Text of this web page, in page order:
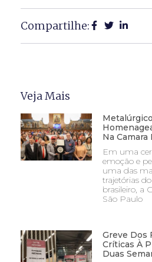
Compartilhe:
Veja Mais
Na Camara
Em uma
emoção e
uma das
trajetórias
brasileiro, a
São Paulo
Greve Dos
Críticas À
Duas